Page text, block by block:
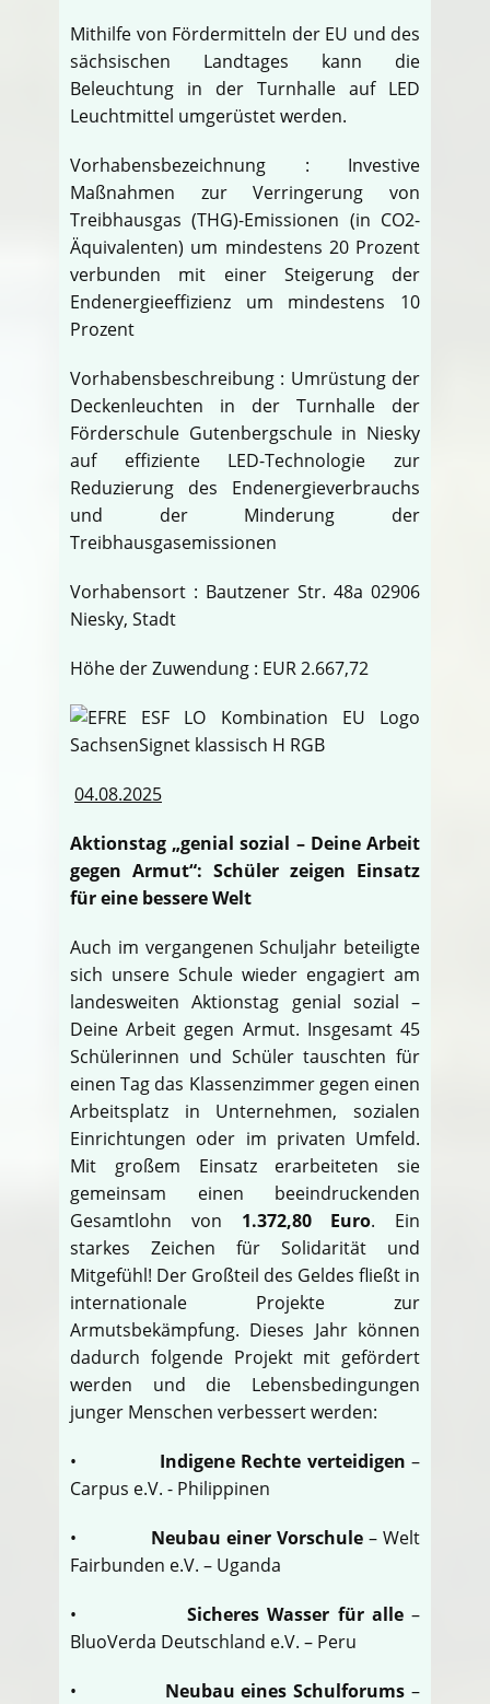
Mithilfe von Fördermitteln der EU und des
sächsischen Landtages kann die
Beleuchtung in der Turnhalle auf LED
Leuchtmittel umgerüstet werden.
Vorhabensbezeichnung : Investive
Maßnahmen zur Verringerung von
Treibhausgas (THG)-Emissionen (in CO2-
Äquivalenten) um mindestens 20 Prozent
verbunden mit einer Steigerung der
Endenergieeffizienz um mindestens 10
Prozent
Vorhabensbeschreibung : Umrüstung der
Deckenleuchten in der Turnhalle der
Förderschule Gutenbergschule in Niesky
auf effiziente LED-Technologie zur
Reduzierung des Endenergieverbrauchs
und der Minderung der
Treibhausgasemissionen
Vorhabensort : Bautzener Str. 48a 02906
Niesky, Stadt
Höhe der Zuwendung : EUR 2.667,72
04.08.2025
Aktionstag „genial sozial – Deine Arbeit
gegen Armut“: Schüler zeigen Einsatz
für eine bessere Welt
Auch im vergangenen Schuljahr beteiligte
sich unsere Schule wieder engagiert am
landesweiten Aktionstag genial sozial –
Deine Arbeit gegen Armut. Insgesamt 45
Schülerinnen und Schüler tauschten für
einen Tag das Klassenzimmer gegen einen
Arbeitsplatz in Unternehmen, sozialen
Einrichtungen oder im privaten Umfeld.
Mit großem Einsatz erarbeiteten sie
gemeinsam einen beeindruckenden
Gesamtlohn von 1.372,80 Euro. Ein
starkes Zeichen für Solidarität und
Mitgefühl! Der Großteil des Geldes fließt in
internationale Projekte zur
Armutsbekämpfung. Dieses Jahr können
dadurch folgende Projekt mit gefördert
werden und die Lebensbedingungen
junger Menschen verbessert werden:
• Indigene Rechte verteidigen –
Carpus e.V. - Philippinen
• Neubau einer Vorschule – Welt
Fairbunden e.V. – Uganda
•Sicheres Wasser für alle–
BluoVerda Deutschland e.V. – Peru
• Neubau eines Schulforums –